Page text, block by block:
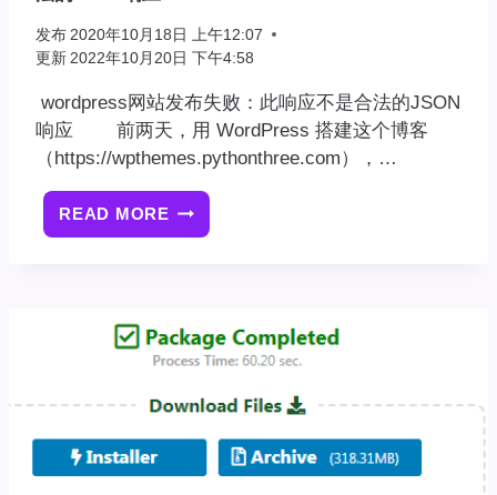
子
邮
箱
来
获
得
指
引”
故
发布 2020年10月18日 上午12:07
更新 2022年10月20日 下午4:58
wordpress网站发布失败：此响应不是合法的JSON
响应 前两天，用 WordPress 搭建这个博客
（https://wpthemes.pythonthree.com），…
READ MORE [已
解
发
布
败：
应